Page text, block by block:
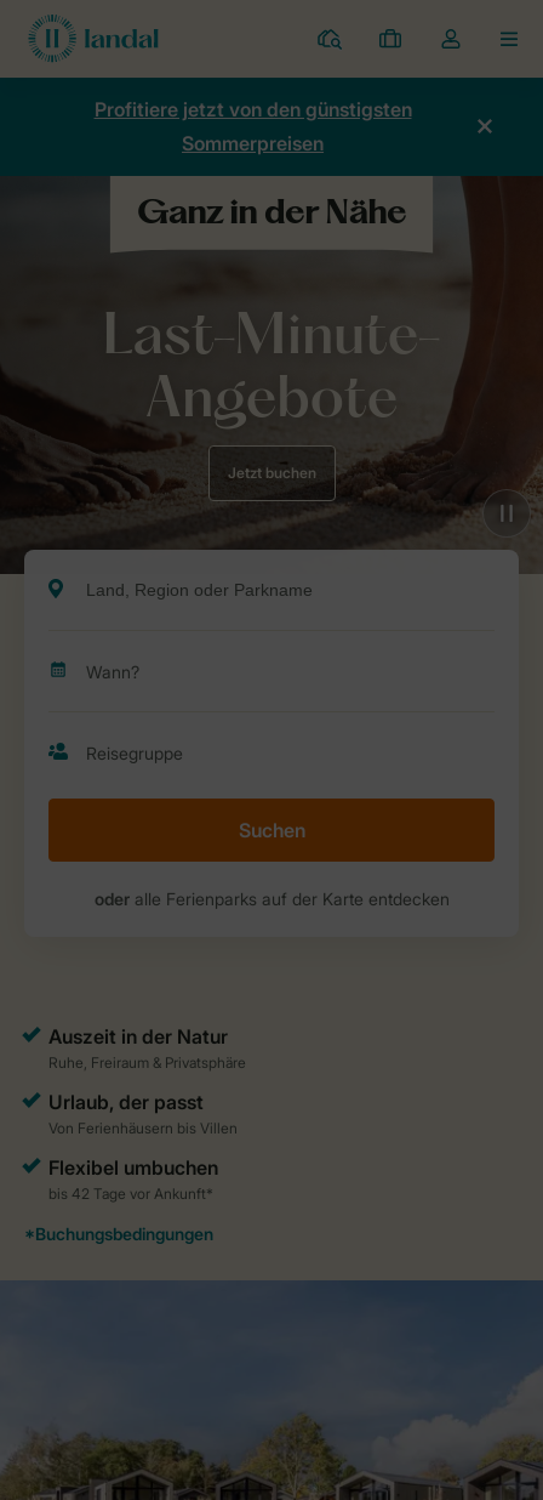
Ferienparks
Meine
Buchungen
Dropdown-
Menü
Kontos
Profitiere jetzt von den günstigsten
Sommerpreisen
Last-Minute-
Angebote
Jetzt buchen
Suchen
oderalle Ferienparks auf der Karte entdecken